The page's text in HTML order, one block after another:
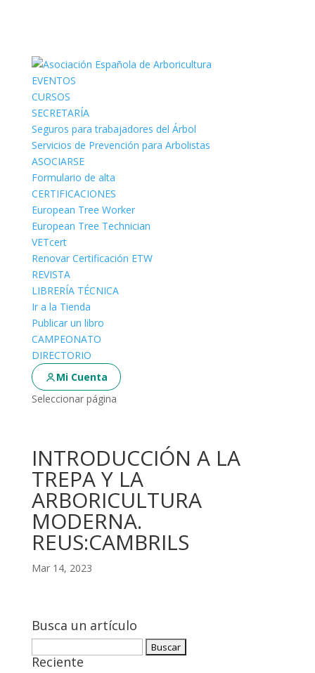
EVENTOS
CURSOS
SECRETARÍA
Seguros para trabajadores del Árbol
Servicios de Prevención para Arbolistas
ASOCIARSE
Formulario de alta
CERTIFICACIONES
European Tree Worker
European Tree Technician
VETcert
Renovar Certificación ETW
REVISTA
LIBRERÍA TÉCNICA
Ir a la Tienda
Publicar un libro
CAMPEONATO
DIRECTORIO
Mi Cuenta
Seleccionar página
INTRODUCCIÓN A LA
TREPA Y LA
ARBORICULTURA
MODERNA.
REUS:CAMBRILS
Mar 14, 2023
Busca un artículo
Reciente